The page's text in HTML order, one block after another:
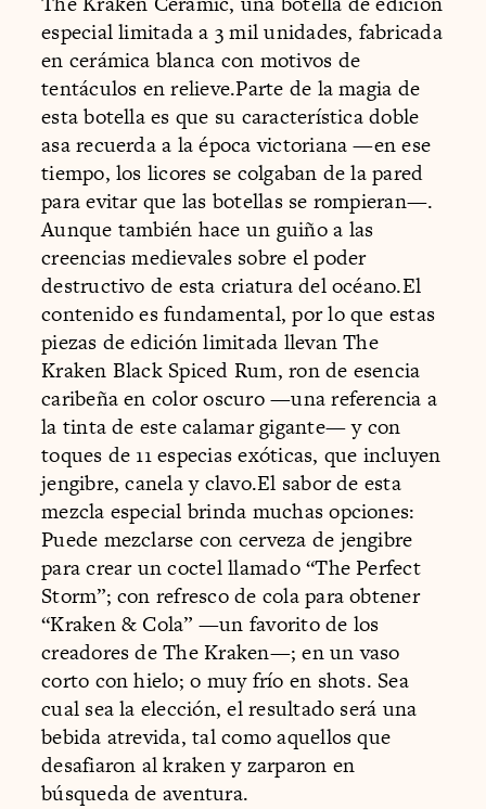
especial limitada a 3 mil unidades, fabricada
en cerámica blanca con motivos de
tentáculos en relieve.Parte de la magia de
esta botella es que su característica doble
asa recuerda a la época victoriana —en ese
tiempo, los licores se colgaban de la pared
para evitar que las botellas se rompieran—.
Aunque también hace un guiño a las
creencias medievales sobre el poder
destructivo de esta criatura del océano.El
contenido es fundamental, por lo que estas
piezas de edición limitada llevan The
Kraken Black Spiced Rum, ron de esencia
caribeña en color oscuro —una referencia a
la tinta de este calamar gigante— y con
toques de 11 especias exóticas, que incluyen
jengibre, canela y clavo.El sabor de esta
mezcla especial brinda muchas opciones:
Puede mezclarse con cerveza de jengibre
para crear un coctel llamado “The Perfect
Storm”; con refresco de cola para obtener
“Kraken & Cola” —un favorito de los
creadores de The Kraken—; en un vaso
corto con hielo; o muy frío en shots. Sea
cual sea la elección, el resultado será una
bebida atrevida, tal como aquellos que
desafiaron al kraken y zarparon en
búsqueda de aventura.